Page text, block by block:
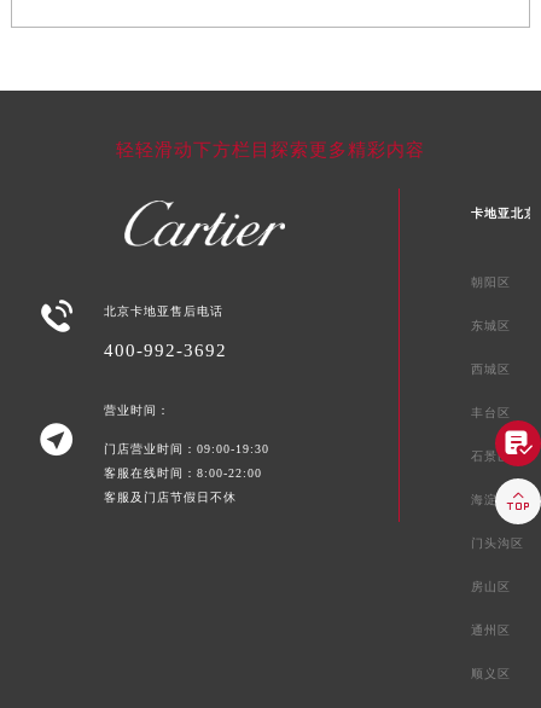
轻轻滑动下方栏目探索更多精彩内容
 北京卡地亚售后电话
400-992-3692

营业时间：
门店营业时间：09:00-19:30
客服在线时间：8:00-22:00
客服及门店节假日不休
卡地亚北京
朝阳区
东城区
西城区
丰台区
石景山区
海淀区
门头沟区
房山区
通州区
顺义区

